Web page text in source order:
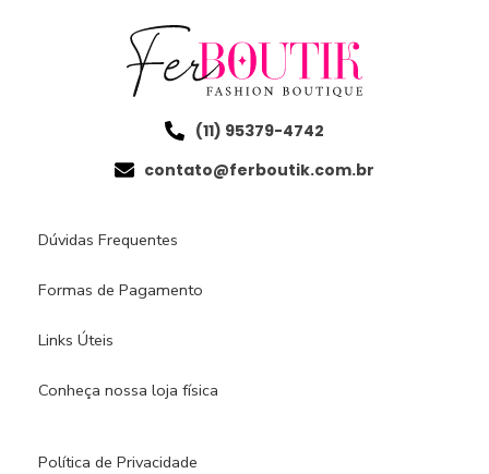
(11) 95379-4742
contato@ferboutik.com.br
Dúvidas Frequentes
Formas de Pagamento
Links Úteis
Conheça nossa loja física​
Política de Privacidade